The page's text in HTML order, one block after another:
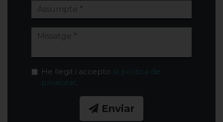
He llegit i accepto la política de
privacitat.
Enviar